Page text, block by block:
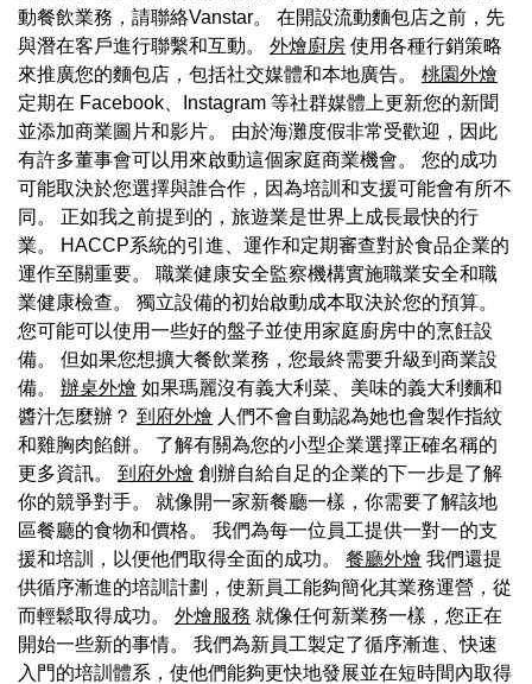
動餐飲業務，請聯絡Vanstar。 在開設流動麵包店之前，先
與潛在客戶進行聯繫和互動。 外燴廚房 使用各種行銷策略
來推廣您的麵包店，包括社交媒體和本地廣告。 桃園外燴
定期在 Facebook、Instagram 等社群媒體上更新您的新聞
並添加商業圖片和影片。 由於海灘度假非常受歡迎，因此
有許多董事會可以用來啟動這個家庭商業機會。 您的成功
可能取決於您選擇與誰合作，因為培訓和支援可能會有所不
同。 正如我之前提到的，旅遊業是世界上成長最快的行
業。 HACCP系統的引進、運作和定期審查對於食品企業的
運作至關重要。 職業健康安全監察機構實施職業安全和職
業健康檢查。 獨立設備的初始啟動成本取決於您的預算。
您可能可以使用一些好的盤子並使用家庭廚房中的烹飪設
備。 但如果您想擴大餐飲業務，您最終需要升級到商業設
備。 辦桌外燴 如果瑪麗沒有義大利菜、美味的義大利麵和
醬汁怎麼辦？ 到府外燴 人們不會自動認為她也會製作指紋
和雞胸肉餡餅。 了解有關為您的小型企業選擇正確名稱的
更多資訊。 到府外燴 創辦自給自足的企業的下一步是了解
你的競爭對手。 就像開一家新餐廳一樣，你需要了解該地
區餐廳的食物和價格。 我們為每一位員工提供一對一的支
援和培訓，以便他們取得全面的成功。 餐廳外燴 我們還提
供循序漸進的培訓計劃，使新員工能夠簡化其業務運營，從
而輕鬆取得成功。 外燴服務 就像任何新業務一樣，您正在
開始一些新的事情。 我們為新員工製定了循序漸進、快速
入門的培訓體系，使他們能夠更快地發展並在短時間內取得